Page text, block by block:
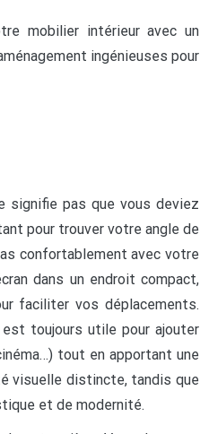
mobilier intérieur avec un
ingénieuses pour
signifie pas que vous deviez
pour trouver votre angle de
confortablement avec votre
dans un endroit compact,
faciliter vos déplacements.
toujours utile pour ajouter
tout en apportant une
visuelle distincte, tandis que
et de modernité.